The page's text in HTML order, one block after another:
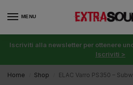
MENU
Iscriviti alla newsletter per ottenere
Iscriviti >
Home Shop ELAC Varro PS350 – Subwoofer attivo